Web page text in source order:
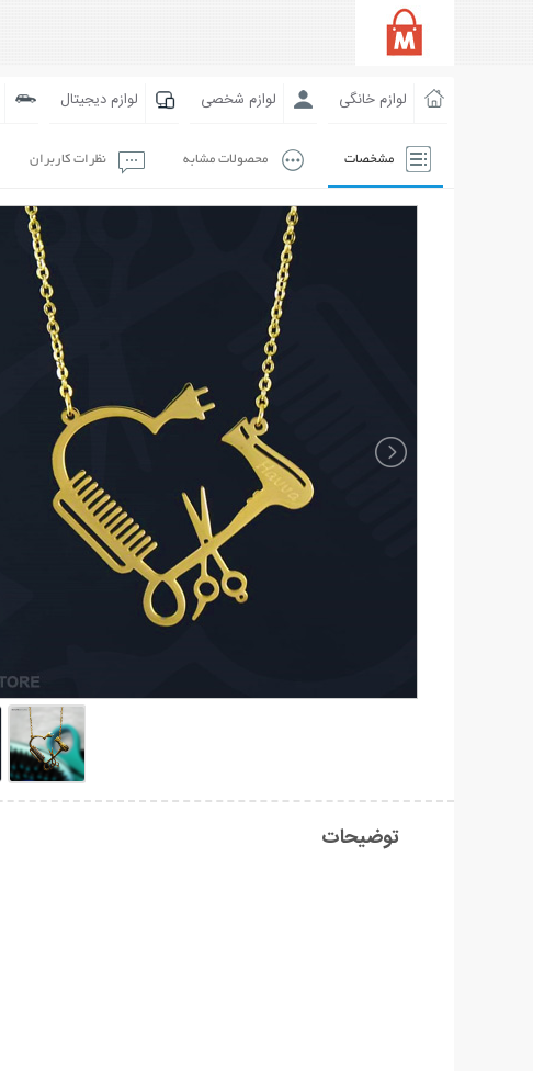
لوازم خانگی لوازم شخصی لوازم دیجیتال
مشخصات محصولات مشابه نظرات کاربران
توضیحات